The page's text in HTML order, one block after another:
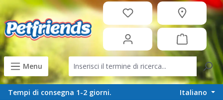
content
Menu
Tempi di consegna 1-2 giorni. Italiano